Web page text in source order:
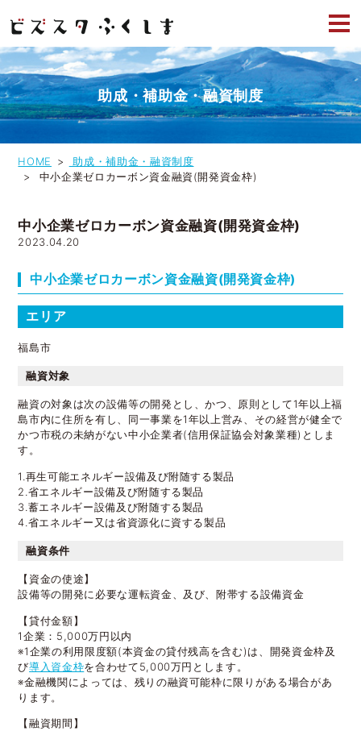
助成・補助金・融資制度
HOME
助成・補助金・融資制度
中小企業ゼロカーボン資金融資(開発資金枠)
中小企業ゼロカーボン資金融資(開発資金枠)
2023.04.20
中小企業ゼロカーボン資金融資(開発資金枠)
エリア
福島市
融資対象
融資の対象は次の設備等の開発とし、かつ、原則として1年以上福
島市内に住所を有し、同一事業を1年以上営み、その経営が健全で
かつ市税の未納がない中小企業者(信用保証協会対象業種)としま
す。
1.再生可能エネルギー設備及び附随する製品
2.省エネルギー設備及び附随する製品
3.蓄エネルギー設備及び附随する製品
4.省エネルギー又は省資源化に資する製品
融資条件
【資金の使途】
設備等の開発に必要な運転資金、及び、附帯する設備資金
【貸付金額】
1企業：5,000万円以内
※1企業の利用限度額(本資金の貸付残高を含む)は、開発資金枠及
び導入資金枠を合わせて5,000万円とします。
※金融機関によっては、残りの融資可能枠に限りがある場合があ
ります。
【融資期間】